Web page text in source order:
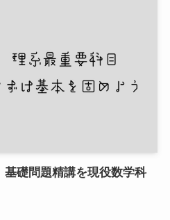
礎問題精講を現役数学科